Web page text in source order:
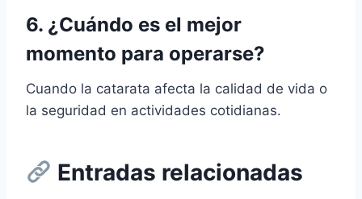
6. ¿Cuándo es el mejor
momento para operarse?
Cuando la catarata afecta la calidad de vida o
la seguridad en actividades cotidianas.
Entradas relacionadas